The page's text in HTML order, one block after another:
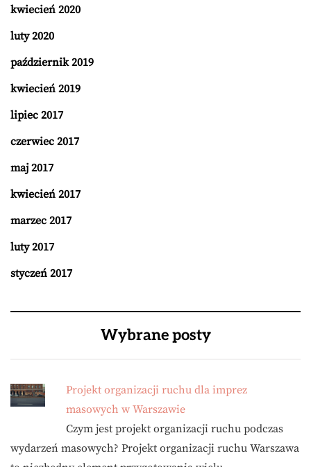
kwiecień 2020
luty 2020
październik 2019
kwiecień 2019
lipiec 2017
czerwiec 2017
maj 2017
kwiecień 2017
marzec 2017
luty 2017
styczeń 2017
Wybrane posty
Projekt organizacji ruchu dla imprez
masowych w Warszawie
Czym jest projekt organizacji ruchu podczas
wydarzeń masowych? Projekt organizacji ruchu Warszawa